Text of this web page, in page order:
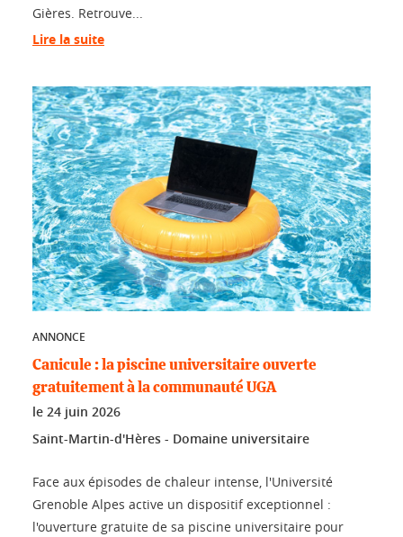
Gières. Retrouve...
Lire la suite
ANNONCE
Canicule : la piscine universitaire ouverte
gratuitement à la communauté UGA
le 24 juin 2026
Saint-Martin-d'Hères - Domaine universitaire
Face aux épisodes de chaleur intense, l'Université
Grenoble Alpes active un dispositif exceptionnel :
l'ouverture gratuite de sa piscine universitaire pour